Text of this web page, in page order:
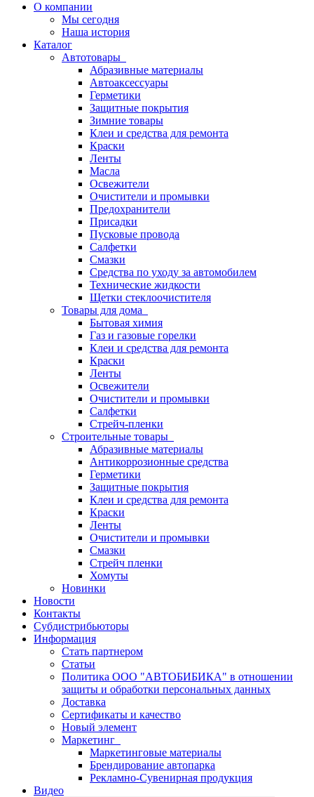
О компании
Мы сегодня
Наша история
Каталог
Автотовары
Абразивные материалы
Автоаксессуары
Герметики
Защитные покрытия
Зимние товары
Клеи и средства для ремонта
Краски
Ленты
Масла
Освежители
Очистители и промывки
Предохранители
Присадки
Пусковые провода
Салфетки
Смазки
Средства по уходу за автомобилем
Технические жидкости
Щетки стеклоочистителя
Товары для дома
Бытовая химия
Газ и газовые горелки
Клеи и средства для ремонта
Краски
Ленты
Освежители
Очистители и промывки
Салфетки
Стрейч-пленки
Строительные товары
Абразивные материалы
Антикоррозионные средства
Герметики
Защитные покрытия
Клеи и средства для ремонта
Краски
Ленты
Очистители и промывки
Смазки
Стрейч пленки
Хомуты
Новинки
Новости
Контакты
Субдистрибьюторы
Информация
Стать партнером
Статьи
Политика ООО "АВТОБИБИКА" в отношении
защиты и обработки персональных данных
Доставка
Сертификаты и качество
Новый элемент
Маркетинг
Маркетинговые материалы
Брендирование автопарка
Рекламно-Сувенирная продукция
Видео